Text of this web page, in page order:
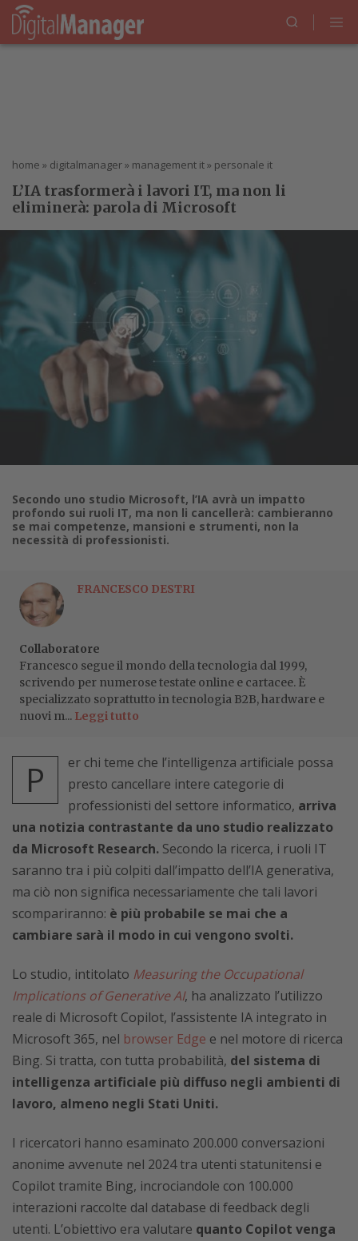
home » digitalmanager» management it» personale it
L’IA trasformerà i lavori IT, ma non li
eliminerà: parola di Microsoft
Secondo uno studio Microsoft, l’IA avrà un impatto
profondo sui ruoli IT, ma non li cancellerà: cambieranno
se mai competenze, mansioni e strumenti, non la
necessità di professionisti.
FRANCESCO DESTRI
Collaboratore
Francesco segue il mondo della tecnologia dal 1999,
scrivendo per numerose testate online e cartacee. È
specializzato soprattutto in tecnologia B2B, hardware e
nuovi m... Leggi tutto
P
er chi teme che l’intelligenza artificiale possa
presto cancellare intere categorie di
professionisti del settore informatico, arriva
una notizia contrastante da uno studio realizzato
da Microsoft Research. Secondo la ricerca, i ruoli IT
saranno tra i più colpiti dall’impatto dell’IA generativa,
ma ciò non significa necessariamente che tali lavori
scompariranno: è più probabile se mai che a
cambiare sarà il modo in cui vengono svolti.
Lo studio, intitolato Measuring the Occupational
Implications of Generative AI, ha analizzato l’utilizzo
reale di Microsoft Copilot, l’assistente IA integrato in
Microsoft 365, nel browser Edge e nel motore di ricerca
Bing. Si tratta, con tutta probabilità, del sistema di
intelligenza artificiale più diffuso negli ambienti di
lavoro, almeno negli Stati Uniti.
I ricercatori hanno esaminato 200.000 conversazioni
anonime avvenute nel 2024 tra utenti statunitensi e
Copilot tramite Bing, incrociandole con 100.000
interazioni raccolte dal database di feedback degli
utenti. L’obiettivo era valutare quanto Copilot venga